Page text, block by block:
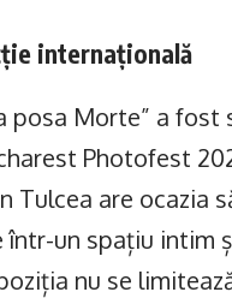
internațională
posa Morte” a fost
Photofest
Tulcea are ocazia
într-un spațiu intim
nu se